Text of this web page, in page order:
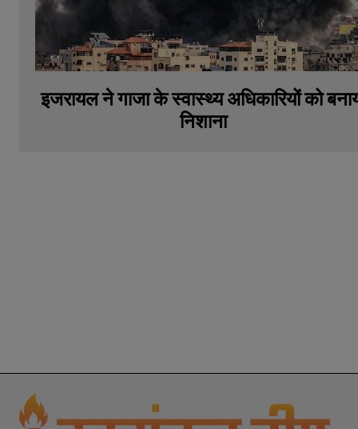
इजरायल ने गाजा के स्वास्थ्य अधिकारियों को
निशाना